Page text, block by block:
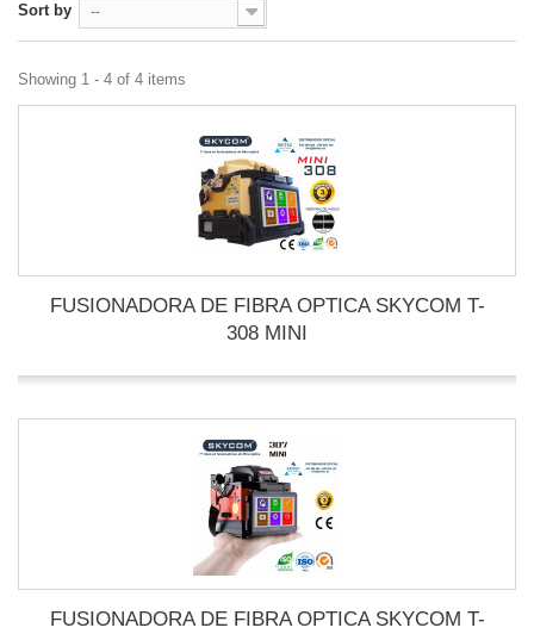
Sort by --
Showing 1 - 4 of 4 items
FUSIONADORA DE FIBRA OPTICA SKYCOM T-
308 MINI
FUSIONADORA DE FIBRA OPTICA SKYCOM T-